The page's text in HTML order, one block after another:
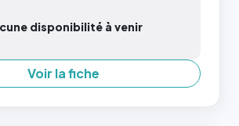
disponibilité à venir
Voir la fiche